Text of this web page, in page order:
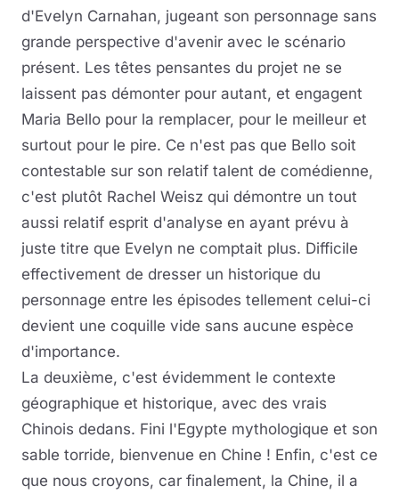
d'Evelyn Carnahan, jugeant son personnage sans
grande perspective d'avenir avec le scénario
présent. Les têtes pensantes du projet ne se
laissent pas démonter pour autant, et engagent
Maria Bello pour la remplacer, pour le meilleur et
surtout pour le pire. Ce n'est pas que Bello soit
contestable sur son relatif talent de comédienne,
c'est plutôt Rachel Weisz qui démontre un tout
aussi relatif esprit d'analyse en ayant prévu à
juste titre que Evelyn ne comptait plus. Difficile
effectivement de dresser un historique du
personnage entre les épisodes tellement celui-ci
devient une coquille vide sans aucune espèce
d'importance.
La deuxième, c'est évidemment le contexte
géographique et historique, avec des vrais
Chinois dedans. Fini l'Egypte mythologique et son
sable torride, bienvenue en Chine ! Enfin, c'est ce
que nous croyons, car finalement, la Chine, il a